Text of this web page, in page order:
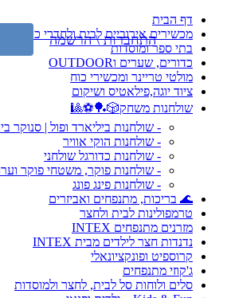
דף הבית
מכשירים אירוביים לבית ולחדרי כושר
בתי ספר ומוסדות
כדורים, שערים וOUTDOOR
מולטי טריינר ומכשירי כוח
ציוד יוגה,פילאטיס ושיקום
שולחנות משחק🎲🏓⚽🎱
- שולחנות ביליארד ופול | סנוקר
- שולחנות הוקי אוויר
- שולחנות כדורגל שולחני
- שולחנות פוקר, משטחי פוקר
- שולחנות פינג פונג
🌊 בריכות, מתנפחים ואביזרים
טרמפולינות לבית ולחצר
מזרנים מתנפחים INTEX
נדנדות חצר לילדים מבית INTEX
קרוספיט ופונקציונאלי
ג'קוזי מתנפחים
סלים ולוחות סל לבית, לחצר ולמוסדות
התחברות \ הרשמה